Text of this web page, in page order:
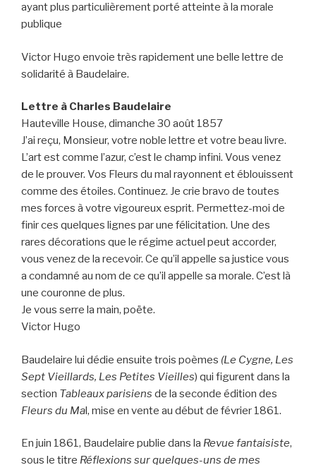
ayant plus particulièrement porté atteinte à la morale
publique
Victor Hugo envoie très rapidement une belle lettre de
solidarité à Baudelaire.
Lettre à Charles Baudelaire
Hauteville House, dimanche 30 août 1857
J’ai reçu, Monsieur, votre noble lettre et votre beau livre.
L’art est comme l’azur, c’est le champ infini. Vous venez
de le prouver. Vos Fleurs du mal rayonnent et éblouissent
comme des étoiles. Continuez. Je crie bravo de toutes
mes forces à votre vigoureux esprit. Permettez-moi de
finir ces quelques lignes par une félicitation. Une des
rares décorations que le régime actuel peut accorder,
vous venez de la recevoir. Ce qu’il appelle sa justice vous
a condamné au nom de ce qu’il appelle sa morale. C’est là
une couronne de plus.
Je vous serre la main, poëte.
Victor Hugo
Baudelaire lui dédie ensuite trois poèmes (Le Cygne, Les
Sept Vieillards, Les Petites Vieilles) qui figurent dans la
section Tableaux parisiens de la seconde édition des
Fleurs du Mal, mise en vente au début de février 1861.
En juin 1861, Baudelaire publie dans la Revue fantaisiste,
sous le titre Réflexions sur quelques-uns de mes